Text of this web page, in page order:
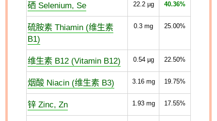
硒 Selenium, Se 22.2µg 40.36%
硫胺素 Thiamin (维生素
B1)
0.3 mg 25.00%
维生素 B12 (Vitamin B12) 0.54µg 22.50%
烟酸 Niacin (维生素 B3) 3.16mg 19.75%
锌 Zinc, Zn 1.93mg 17.55%